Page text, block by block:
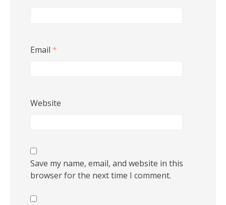
Email *
Website
Save my name, email, and website in this
browser for the next time I comment.